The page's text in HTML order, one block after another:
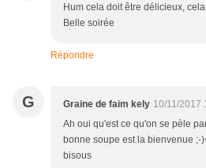
Hum cela doit être délicieux,
Belle soirée
Répondre
G Graine de faim kely 10/11/2017
Ah oui qu'est ce qu'on se pèle
bonne soupe est la bienvenue ;-
bisous